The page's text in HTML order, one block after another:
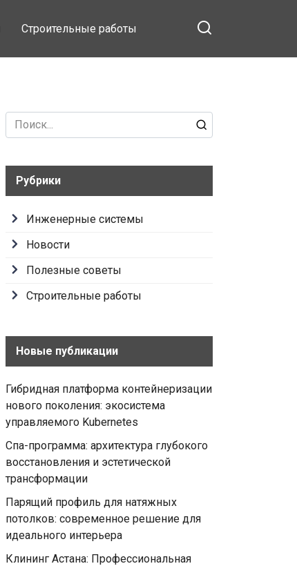
Строительные работы
Search
for:
Рубрики
Инженерные системы
Новости
Полезные советы
Строительные работы
Новые публикации
Гибридная платформа контейнеризации
нового поколения: экосистема
управляемого Kubernetes
Спа-программа: архитектура глубокого
восстановления и эстетической
трансформации
Парящий профиль для натяжных
потолков: современное решение для
идеального интерьера
Клининг Астана: Профессиональная